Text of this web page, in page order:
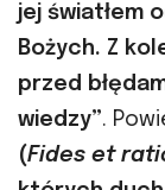
jej światłem
Bożych. Z
przed
wiedzy”.
(Fides et